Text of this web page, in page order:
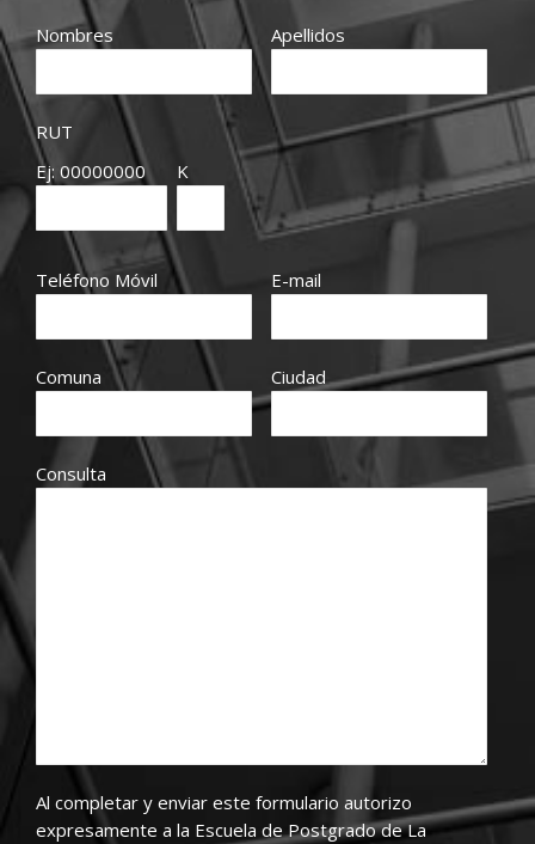
Nombres Apellidos
RUT
Ej: 00000000
K
Teléfono Móvil E-mail
Comuna Ciudad
Consulta
Al completar y enviar este formulario autorizo
expresamente a la Escuela de Postgrado de La